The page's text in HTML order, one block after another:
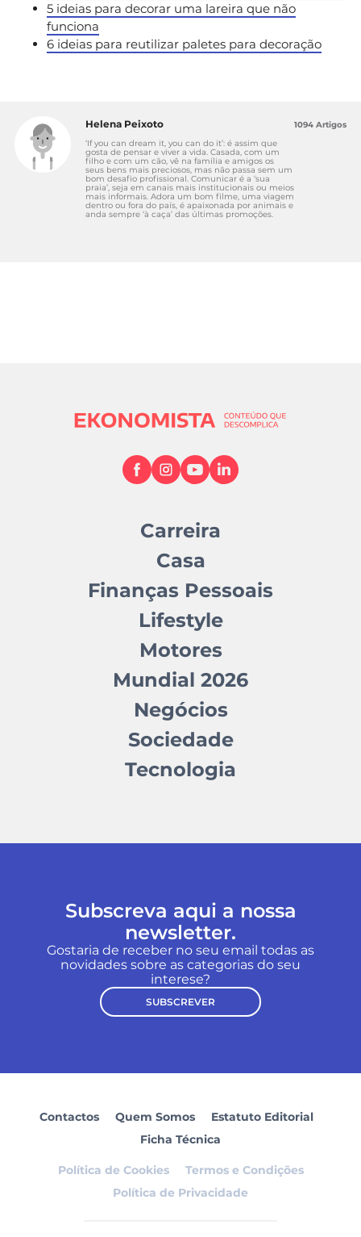
5 ideias para decorar uma lareira que não
funciona
6 ideias para reutilizar paletes para decoração
Helena Peixoto
‘If you can dream it, you can do it’: é assim que
gosta de pensar e viver a vida. Casada, com um
filho e com um cão, vê na família e amigos os
seus bens mais preciosos, mas não passa sem um
bom desafio profissional. Comunicar é a ‘sua
praia’, seja em canais mais institucionais ou meios
mais informais. Adora um bom filme, uma viagem
dentro ou fora do país, é apaixonada por animais e
anda sempre ‘à caça’ das últimas promoções.
1094 Artigos
Carreira
Casa
Finanças Pessoais
Lifestyle
Motores
Mundial 2026
Negócios
Sociedade
Tecnologia
Subscreva aqui a nossa
newsletter.
Gostaria de receber no seu email todas as
novidades sobre as categorias do seu
interese?
SUBSCREVER
Contactos Quem Somos
Estatuto Editorial
Ficha Técnica
Política de Cookies
Termos e Condições
Política de Privacidade